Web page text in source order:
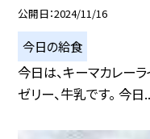
公開日 2024/11/16
今日の給食
今日は、キーマカレーラ
ゼリー、牛乳です。 今日